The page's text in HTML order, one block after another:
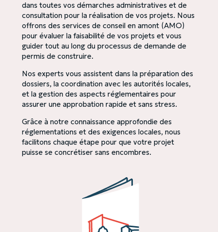
dans toutes vos démarches administratives et de
consultation pour la réalisation de vos projets. Nous
offrons des services de conseil en amont (AMO)
pour évaluer la faisabilité de vos projets et vous
guider tout au long du processus de demande de
permis de construire.
Nos experts vous assistent dans la préparation des
dossiers, la coordination avec les autorités locales,
et la gestion des aspects réglementaires pour
assurer une approbation rapide et sans stress.
Grâce à notre connaissance approfondie des
réglementations et des exigences locales, nous
facilitons chaque étape pour que votre projet
puisse se concrétiser sans encombres.